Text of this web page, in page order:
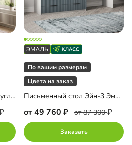
Письменный стол Дарио угловой с антресолью
По вашим размерам
Цвета на заказ
Письменный стол Эйн-3 Эмаль
от 49 760 от 87 300
Заказать